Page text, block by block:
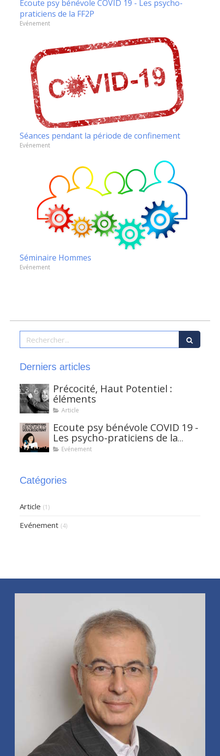
Ecoute psy bénévole COVID 19 - Les psycho-
praticiens de la FF2P
Evénement
Séances pendant la période de confinement
Evénement
Séminaire Hommes
Evénement
Rechercher
Derniers articles
Précocité, Haut Potentiel :
éléments
Article
Ecoute psy bénévole COVID 19 -
Les psycho-praticiens de la
FF2P
Evénement
Catégories
Article (1)
Evénement (4)